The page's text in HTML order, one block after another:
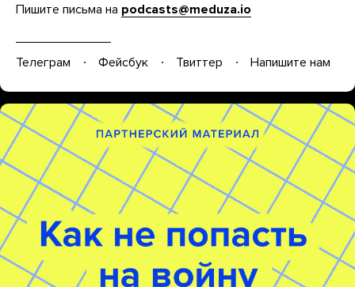
Пишите письма на podcasts@meduza.io
Телеграм Фейсбук Твиттер Напишите нам